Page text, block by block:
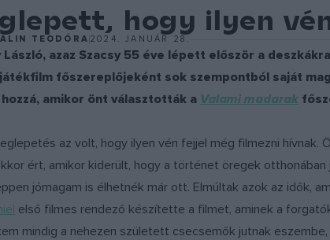
hogy ilyen
TEODÓRA 2024. JANUÁR 28.
László, azaz Szacsy 55 éve lépett először a
főszereplőjeként sok szempontból saját
amikor önt választották a Valami madarak
az volt, hogy ilyen vén fejjel még filmezni hívnak.
ért, amikor kiderült, hogy a történet öregek
jómagam is élhetnék már ott. Elmúltak azok az idők,
első filmes rendező készítette a filmet, aminek a
mindig a nehezen született csecsemők jutnak